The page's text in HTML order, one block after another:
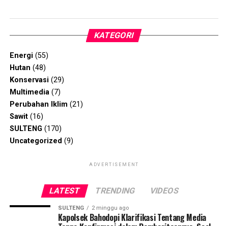
KATEGORI
Energi (55)
Hutan (48)
Konservasi (29)
Multimedia(7)
Perubahan Iklim (21)
Sawit(16)
SULTENG (170)
Uncategorized (9)
ADVERTISEMENT
LATEST TRENDING VIDEOS
SULTENG 2 minggu ago
Kapolsek Bahodopi Klarifikasi Tentang Media